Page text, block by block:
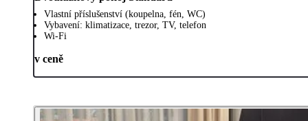
Vlastní příslušenství (koupelna, fén, WC)
Vybavení: klimatizace, trezor, TV, telefon
Wi-Fi
v ceně